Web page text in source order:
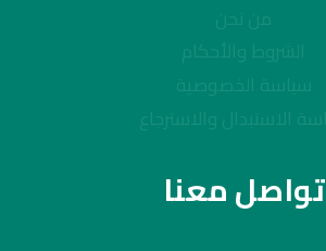
من نحن
الشروط والأحكام
سياسة الخصوصية
الاستبدال والاسترجاع
تواصل معنا